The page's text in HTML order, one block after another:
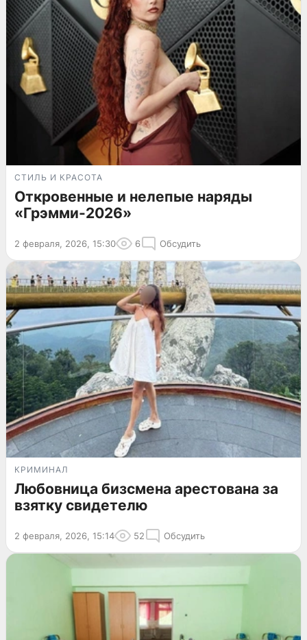
СТИЛЬ И КРАСОТА
Откровенные и нелепые наряды
«Грэмми-2026»
2 февраля, 2026, 15:30 6 Обсудить
КРИМИНАЛ
Любовница бизсмена арестована за
взятку свидетелю
2 февраля, 2026, 15:14 52 Обсудить